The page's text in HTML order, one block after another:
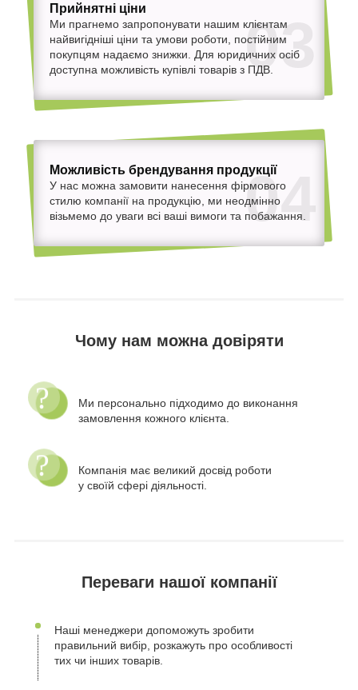
03
Прийнятні ціни
Ми прагнемо запропонувати нашим клієнтам
найвигідніші ціни та умови роботи, постійним
покупцям надаємо знижки. Для юридичних осіб
доступна можливість купівлі товарів з ПДВ.
04
Можливість брендування продукції
У нас можна замовити нанесення фірмового
стилю компанії на продукцію, ми неодмінно
візьмемо до уваги всі ваші вимоги та побажання.
Чому нам можна довіряти
Ми персонально підходимо до виконання
замовлення кожного клієнта.
Компанія має великий досвід роботи
у своїй сфері діяльності.
Переваги нашої компанії
Наші менеджери допоможуть зробити
правильний вибір, розкажуть про особливості
тих чи інших товарів.